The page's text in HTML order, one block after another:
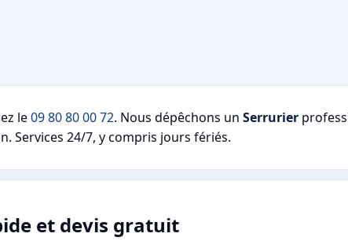
le09 80 80 00 72. Nous dépêchons un Serrurier
Services 24/7, y compris jours fériés.
et devis gratuit